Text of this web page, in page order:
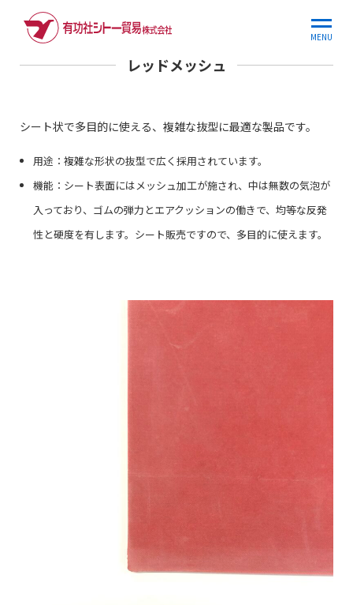
MENU
ホーム商品情報 レッドメッシュ
レッドメッシュ
シート状で多目的に使える、複雑な抜型に最適な製品です。
用途：複雑な形状の抜型で広く採用されています。
機能：シート表面にはメッシュ加工が施され、中は無数の気泡が
入っており、ゴムの弾力とエアクッションの働きで、均等な反発
性と硬度を有します。シート販売ですので、多目的に使えます。